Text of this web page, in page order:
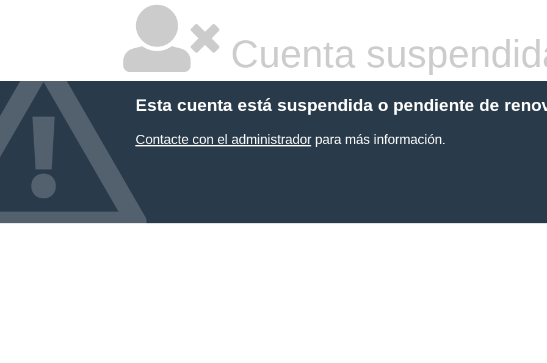
Cuenta
Esta cuenta está suspendida o pendiente de
Contacte con el administradorpara más información.